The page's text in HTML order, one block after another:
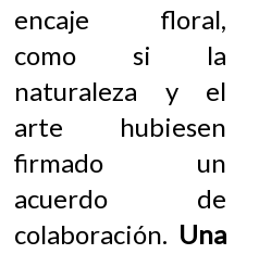
encaje floral,
como si la
naturaleza y el
arte hubiesen
firmado un
acuerdo de
colaboración. Una